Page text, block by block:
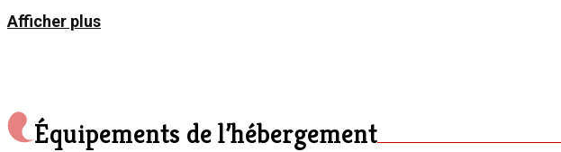
Afficher plus
Équipements de l’hébergement